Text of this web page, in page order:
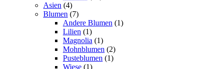
Asien (4)
Blumen (7)
Andere Blumen (1)
Lilien (1)
Magnolia (1)
Mohnblumen (2)
Pusteblumen (1)
Wiese (1)